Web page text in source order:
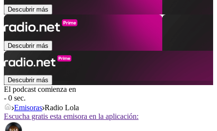
Descubrir más
Descubrir más
Descubrir más
El podcast comienza en
- 0 sec.
Emisoras Radio Lola
Escucha gratis esta emisora en la aplicación: